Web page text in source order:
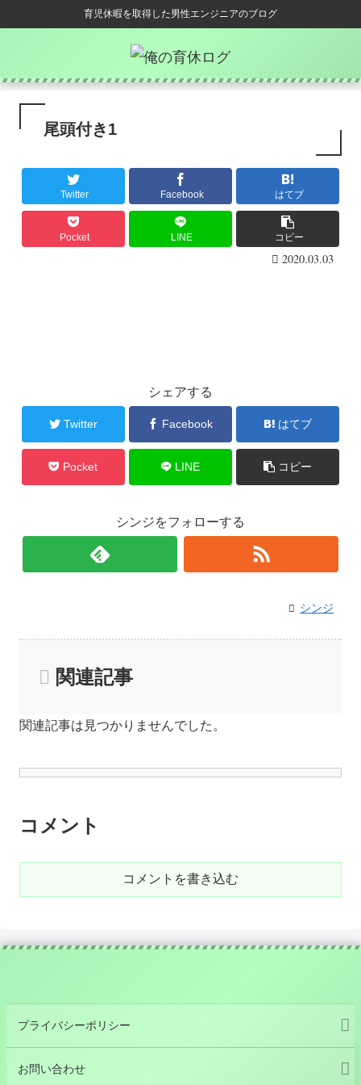
育児休暇を取得した男性エンジニアのブログ
尾頭付き1
Twitter Facebook はてブ
Pocket LINE コピー
2020.03.03
シェアする
Twitter Facebook はてブ
Pocket LINE コピー
シンジをフォローする
シンジ
関連記事
関連記事は見つかりませんでした。
コメント
コメントを書き込む
プライバシーポリシー
お問い合わせ